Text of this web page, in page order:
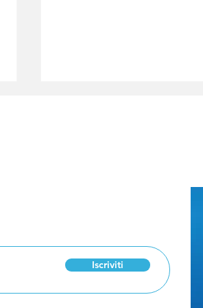
incontra gli insegnanti
di religione
Iscriviti